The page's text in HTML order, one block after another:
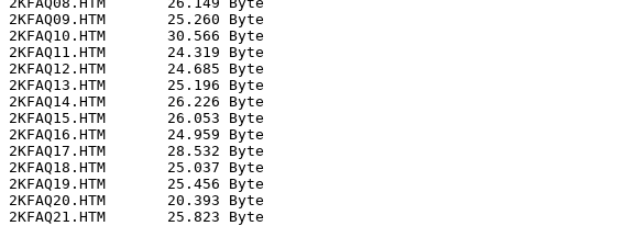
2KFAQ09.HTM       25.260 Byte
2KFAQ10.HTM       30.566 Byte
2KFAQ11.HTM       24.319 Byte
2KFAQ12.HTM       24.685 Byte
2KFAQ13.HTM       25.196 Byte
2KFAQ14.HTM       26.226 Byte
2KFAQ15.HTM       26.053 Byte
2KFAQ16.HTM       24.959 Byte
2KFAQ17.HTM       28.532 Byte
2KFAQ18.HTM       25.037 Byte
2KFAQ19.HTM       25.456 Byte
2KFAQ20.HTM       20.393 Byte
2KFAQ21.HTM       25.823 Byte